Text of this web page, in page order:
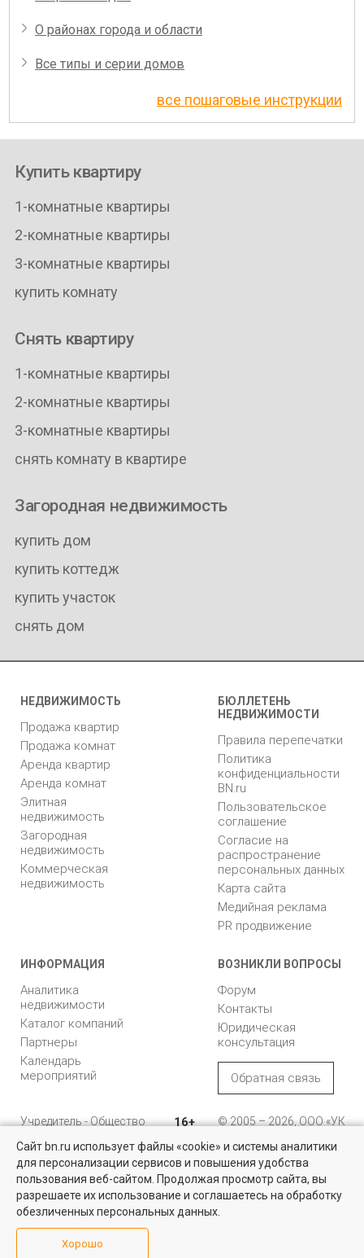
О районах города и области
Все типы и серии домов
все пошаговые инструкции
Купить квартиру
1-комнатные квартиры
2-комнатные квартиры
3-комнатные квартиры
купить комнату
Снять квартиру
1-комнатные квартиры
2-комнатные квартиры
3-комнатные квартиры
снять комнату в квартире
Загородная недвижимость
купить дом
купить коттедж
купить участок
снять дом
НЕДВИЖИМОСТЬ
Продажа квартир
Продажа комнат
Аренда квартир
Аренда комнат
Элитная
недвижимость
Загородная
недвижимость
Коммерческая
недвижимость
БЮЛЛЕТЕНЬ
НЕДВИЖИМОСТИ
Правила перепечатки
Политика
конфиденциальности
BN.ru
Пользовательское
соглашение
Согласие на
распространение
персональных данных
Карта сайта
Медийная реклама
PR продвижение
ИНФОРМАЦИЯ
Аналитика
недвижимости
Каталог компаний
Партнеры
Календарь
мероприятий
ВОЗНИКЛИ ВОПРОСЫ
Форум
Контакты
Юридическая
консультация
Обратная связь
Учредитель - Общество
ответственностью
"Управляющая
компания "Бюллетень
недвижимости"
16+
© 2005 – 2026, ООО «УК
196105, Санкт-
Петербург, пр. Юрия
Гагарина, 1
8 (812) 331-93-56
reklama@bn.ru
Сайт bn.ru использует файлы «cookie» и системы аналитики
для персонализации сервисов и повышения удобства
пользования веб-сайтом. Продолжая просмотр сайта, вы
разрешаете их использование и соглашаетесь на обработку
обезличенных персональных данных.
Хорошо